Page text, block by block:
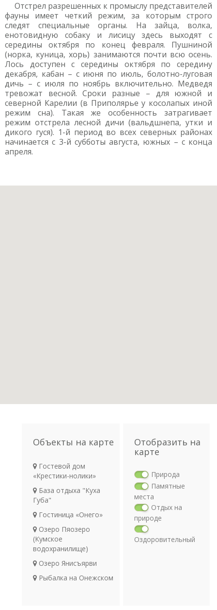
Отстрел разрешенных к промыслу представителей
фауны имеет четкий режим, за которым строго
следят специальные органы. На зайца, волка,
енотовидную собаку и лисицу здесь выходят с
середины октября по конец февраля. Пушниной
(норка, куница, хорь) занимаются почти всю осень.
Лось доступен с середины октября по середину
декабря, кабан – с июня по июль, болотно-луговая
дичь – с июля по ноябрь включительно. Медведя
тревожат весной. Сроки разные – для южной и
северной Карелии (в Приполярье у косолапых иной
режим сна). Такая же особенность затрагивает
режим отстрела лесной дичи (вальдшнепа, утки и
дикого гуся). 1-й период во всех северных районах
начинается с 3-й субботы августа, южных – с конца
апреля.
Объекты на карте
Гостевой дом
«Крестики-нолики»
База отдыха "Куха
Губа"
Гостиница «Онего»
Озеро Пяозеро
(Кумское
водохранилище)
Озеро Янисъярви
Рыбалка на Онежском
Отобразить на
карте
Природа
Памятные
места
Отдых на
природе
Оздоровительный